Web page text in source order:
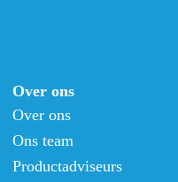
Over ons
Over ons
Ons team
Productadviseurs